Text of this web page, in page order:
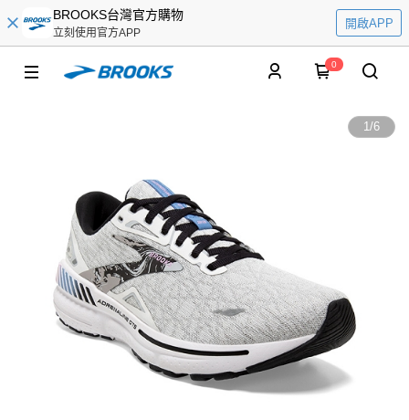
BROOKS台灣官方購物
立刻使用官方APP
開啟APP
0
1/6